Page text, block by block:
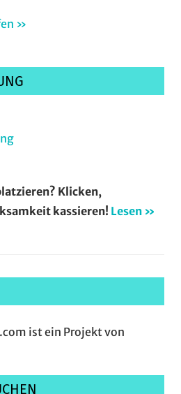
»
Klicken,
kassieren! Lesen »
ist ein Projekt von